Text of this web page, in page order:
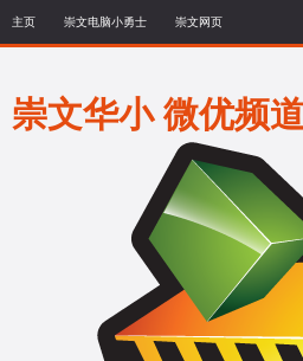
主页 崇文电脑小勇士 崇文网页
崇文华小 微优频